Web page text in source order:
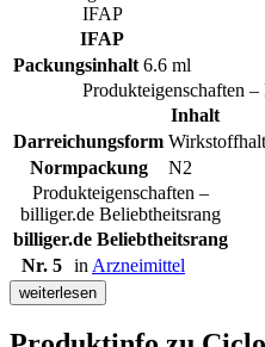
IFAP
IFAP
Packungsinhalt 6.6 ml
Produkteigenschaften –
Inhalt
Darreichungsform
Normpackung
N2
Produkteigenschaften –
billiger.de Beliebtheitsrang
billiger.de Beliebtheitsrang
Nr. 5
in Arzneimittel
weiterlesen